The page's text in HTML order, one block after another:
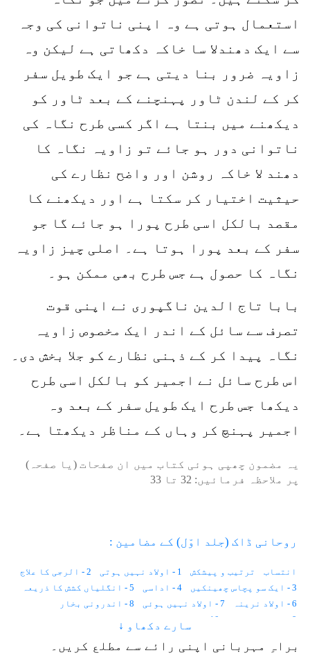
استعمال ہوتی ہے وہ اپنی ناتوانی کی وجہ
سے ایک دھندلا سا خاکہ دکھاتی ہے لیکن وہ
زاویہ ضرور بنا دیتی ہے جو ایک طویل سفر
کر کے لندن ٹاور پہنچنے کے بعد ٹاور کو
دیکھنے میں بنتا ہے اگر کسی طرح نگاہ کی
ناتوانی دور ہو جائے تو زاویہ نگاہ کا
دھند لا خاکہ روشن اور واضح نظارے کی
حیثیت اختیار کر سکتا ہے اور دیکھنے کا
مقصد بالکل اسی طرح پورا ہو جائے گا جو
سفر کے بعد پورا ہوتا ہے۔ اصلی چیز زاویہ
نگاہ کا حصول ہے جس طرح بھی ممکن ہو۔
بابا تاج الدین ناگپوری نے اپنی قوت
تصرف سے سائل کے اندر ایک مخصوص زاویہ
نگاہ پیدا کر کے ذہنی نظارے کو جلا بخش دی۔
اس طرح سائل نے اجمیر کو بالکل اسی طرح
دیکھا جس طرح ایک طویل سفر کے بعد وہ
اجمیر پہنچ کر وہاں کے مناظر دیکھتا ہے۔
یہ مضمون چھپی ہوئی کتاب میں ان صفحات (یا صفحہ)
پر ملاحظہ فرمائیں: 32 تا 33
روحانی ڈاک (جلد اوّل) کے مضامین :
انتساب ترتیب و پیشکش 1 - اولاد نہیں ہوتی
2 - الرجی کا علاج
3 - ایک سو پچاس چھینکیں
4 - اداسی
5 - انگلیاں کشش کا ذریعہ
6 - اولاد نرینہ
7 - اولاد نہیں ہوئی
8 - اندرونی بخار
9 - احساس کمتری
10 - استغناء اور کیلوریز
سارے دکھاو ↓
براہِ مہربانی اپنی رائے سے مطلع کریں۔